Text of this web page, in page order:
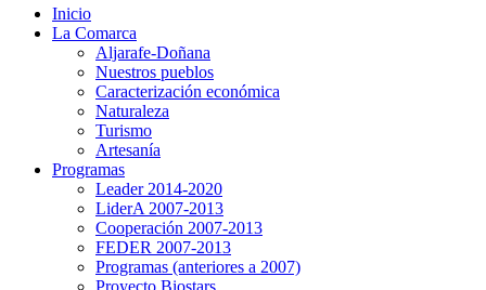
Inicio
La Comarca
Aljarafe-Doñana
Nuestros pueblos
Caracterización económica
Naturaleza
Turismo
Artesanía
Programas
Leader 2014-2020
LiderA 2007-2013
Cooperación 2007-2013
FEDER 2007-2013
Programas (anteriores a 2007)
Proyecto Biostars